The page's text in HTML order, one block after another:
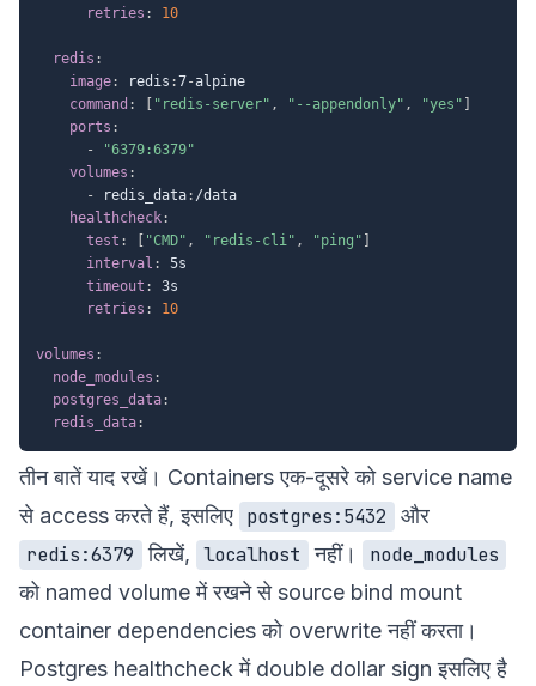
retries : 10
redis :
image: redis :7-alpine
command : "redis-server" , "--appendonly" , "yes"
ports :
-
"6379:6379"
volumes :
- redis_data: /data
healthcheck:
test : "CMD" , "redis-cli" , "ping"
interval :
5s
timeout :
3s
retries : 10
volumes :
node_modules :
postgres_data:
redis_data:
तीन बातें याद रखें। Containers एक-दूसरे को service name
से access करते हैं, इसलिए postgres:5432
और
redis:6379 लिखें, localhost नहीं।
node_modules
को named volume में रखने से source bind mount
container dependencies को overwrite नहीं करता।
Postgres healthcheck में double dollar sign इसलिए है